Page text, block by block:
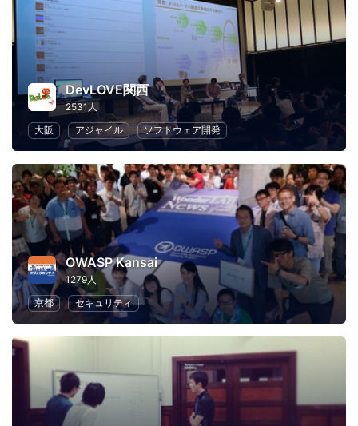
DevLOVE関西
2531人
大阪
アジャイル ソフトウェア開発
OWASP Kansai
1279人
京都
セキュリティ